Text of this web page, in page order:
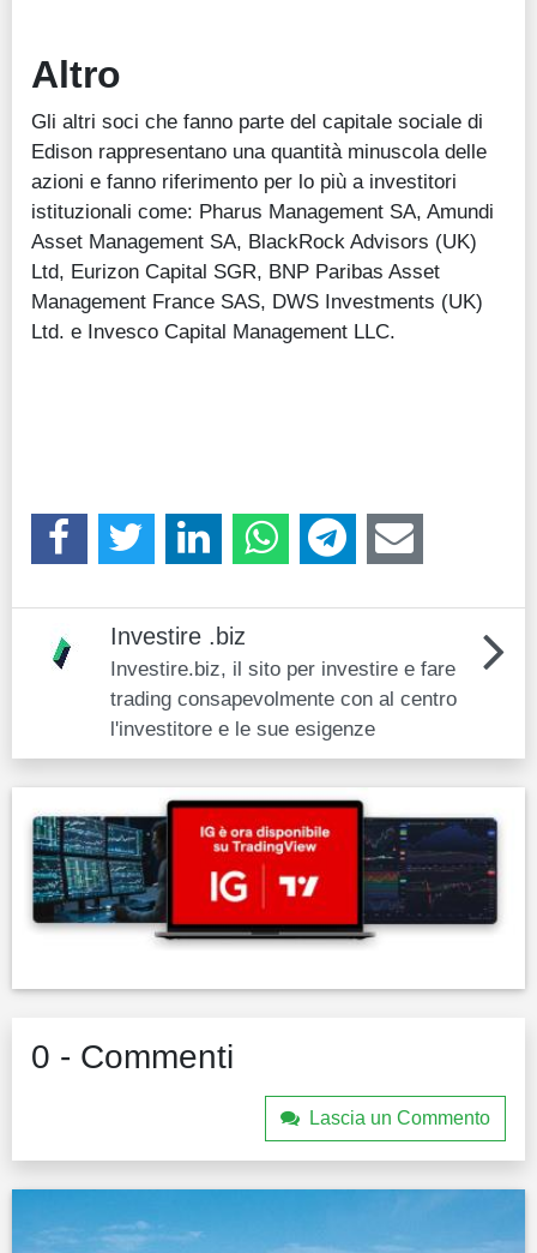
Altro
Gli altri soci che fanno parte del capitale sociale di
Edison rappresentano una quantità minuscola delle
azioni e fanno riferimento per lo più a investitori
istituzionali come: Pharus Management SA, Amundi
Asset Management SA, BlackRock Advisors (UK)
Ltd, Eurizon Capital SGR, BNP Paribas Asset
Management France SAS, DWS Investments (UK)
Ltd. e Invesco Capital Management LLC.
Investire .biz
Investire.biz, il sito per investire e fare
trading consapevolmente con al centro
l'investitore e le sue esigenze
0 - Commenti
Lascia un Commento